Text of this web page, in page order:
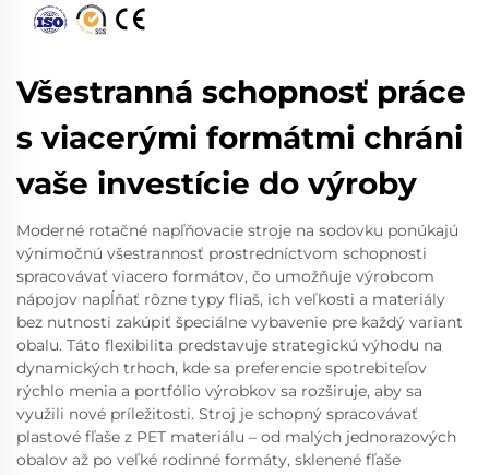
Všestranná schopnosť práce
s viacerými formátmi chráni
vaše investície do výroby
Moderné rotačné napľňovacie stroje na sodovku ponúkajú
výnimočnú všestrannosť prostredníctvom schopnosti
spracovávať viacero formátov, čo umožňuje výrobcom
nápojov napĺňať rôzne typy fliaš, ich veľkosti a materiály
bez nutnosti zakúpiť špeciálne vybavenie pre každý variant
obalu. Táto flexibilita predstavuje strategickú výhodu na
dynamických trhoch, kde sa preferencie spotrebiteľov
rýchlo menia a portfólio výrobkov sa rozširuje, aby sa
využili nové príležitosti. Stroj je schopný spracovávať
plastové fľaše z PET materiálu – od malých jednorazových
obalov až po veľké rodinné formáty, sklenené fľaše